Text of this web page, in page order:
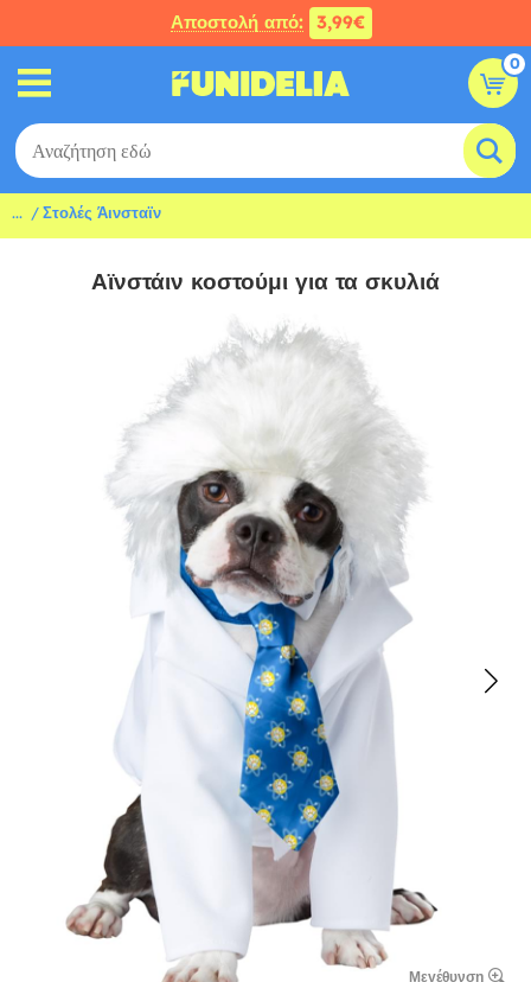
Αποστολή από: 3,99€
0
... Στολές Άινσταϊν
Αϊνστάιν κοστούμι για τα σκυλιά
Μεγέθυνση